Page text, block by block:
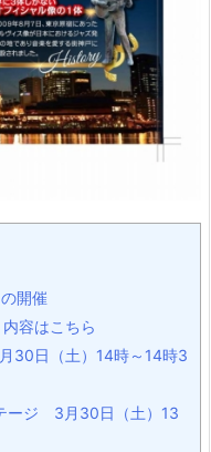
開催
容はこちら
30日（土）14時～14時3
ージ 3月30日（土）13